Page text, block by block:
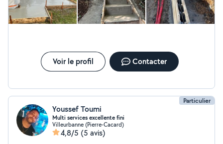
Voir le profil Contacter
Particulier
Youssef Toumi
Multi services excellente fini
Villeurbanne (Pierre-Cacard)
4,8/5 (5 avis)